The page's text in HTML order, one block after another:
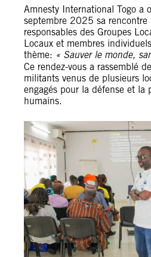
Amnesty International Togo a
septembre 2025 sa rencontre
responsables des Groupes
Locaux et membres
thème: « Sauver le monde,
Ce rendez-vous a rassemblé
militants venus de plusieurs
engagés pour la défense et la
humains.